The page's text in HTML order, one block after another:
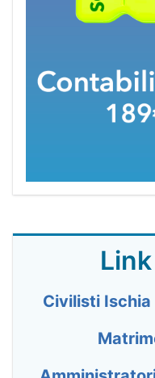
Civilisti Ischia